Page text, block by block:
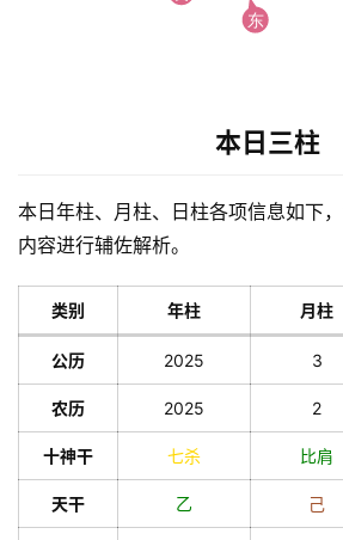
员
本日三柱
本日年柱、月柱、日柱各项信息如下
内容进行辅佐解析。
类别 年柱 月柱
公历 2025 3
农历 2025 2
十神干 七杀 比肩
天干 乙 己